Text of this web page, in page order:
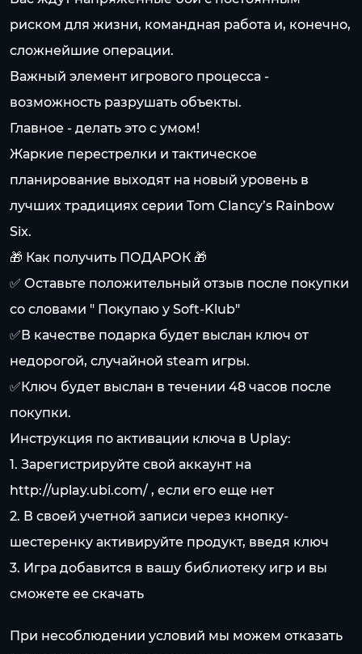
риском для жизни, командная работа и, конечно,
сложнейшие операции.
Важный элемент игрового процесса -
возможность разрушать объекты.
Главное - делать это с умом!
Жаркие перестрелки и тактическое
планирование выходят на новый уровень в
лучших традициях серии Tom Clancy’s Rainbow
Six.
🎁 Как получить ПОДАРОК 🎁
✅ Оставьте положительный отзыв после покупки
со словами " Покупаю у Soft-Klub"
✅В качестве подарка будет выслан ключ от
недорогой, случайной steam игры.
✅Ключ будет выслан в течении 48 часов после
покупки.
Инструкция по активации ключа в Uplay:
1. Зарегистрируйте свой аккаунт на
http://uplay.ubi.com/ , если его еще нет
2. В своей учетной записи через кнопку-
шестеренку активируйте продукт, введя ключ
3. Игра добавится в вашу библиотеку игр и вы
сможете ее скачать
При несоблюдении условий мы можем отказать